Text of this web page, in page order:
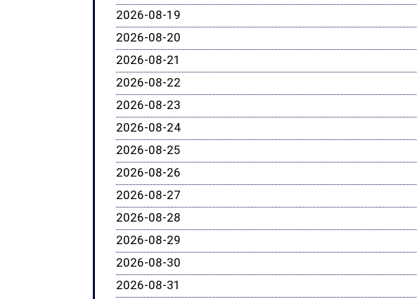
2026-08-19
2026-08-20
2026-08-21
2026-08-22
2026-08-23
2026-08-24
2026-08-25
2026-08-26
2026-08-27
2026-08-28
2026-08-29
2026-08-30
2026-08-31